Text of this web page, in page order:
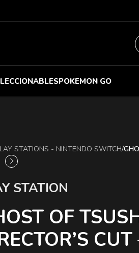
POKEMON GO
STATIONS - NINTENDO SWITCH/
STATION
OF